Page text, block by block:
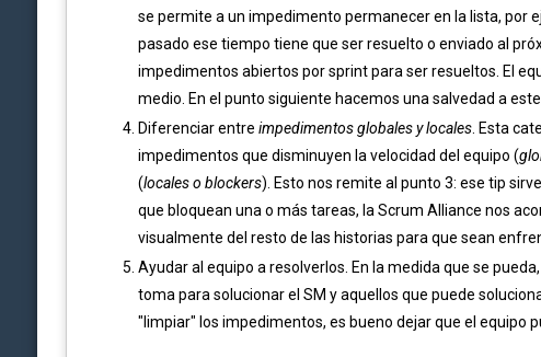
se permite a un impedimento permanecer en la lista, por
pasado ese tiempo tiene que ser resuelto o enviado al
impedimentos abiertos por sprint para ser resueltos. El
medio. En el punto siguiente hacemos una salvedad a
Diferenciar entre impedimentos globales y locales. Esta
impedimentos que disminuyen la velocidad del equipo (
(localeso blockers). Esto nos remite al punto 3: ese tip
que bloquean una o más tareas, la Scrum Alliance nos
visualmente del resto de las historias para que sean
Ayudar al equipo a resolverlos. En la medida que se
toma para solucionar el SM y aquellos que puede
"limpiar" los impedimentos, es bueno dejar que el equipo